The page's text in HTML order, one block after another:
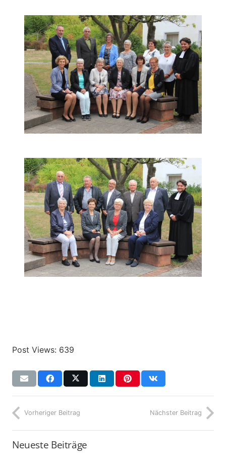
Post Views: 639
Vorheriger Beitrag Nächster Beitrag
Neueste Beiträge